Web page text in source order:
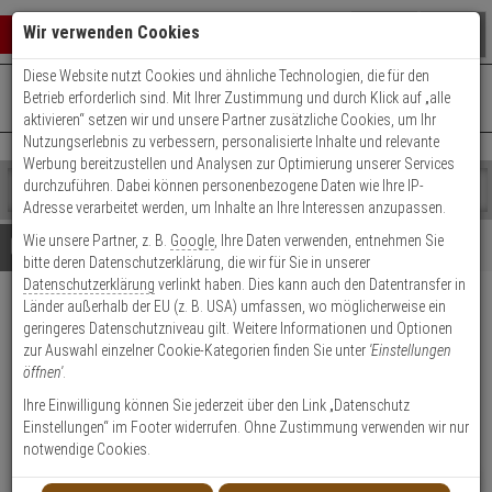
Warenkorb schließen
0 ARTIKEL IM WARENKORB
Ihr Warenkorb ist momentan leer.
Ergebnisse ()
Fertig
Shop
durchsuchen
Bitte
geben
Sie
mindestens
Zeichen
ein,
um
Suche
Es
wurde
noch
Kategorien
Suche
gestartet
+49 (0)821 899 493-0Mo. - Do.: 8:00 - 16:30 | Fr.: 8:00 - 14:00 Uhr
Kontaktservice nutzen
Details Beratung Beliebte 5 Megapixel Artikel
Hanwha QNO-C8013R IP-
Kamera 5MP IR PoE IP66 IK10
Produktmerkmale
NEU
Wir verwenden Cookies
Diese Website nutzt Cookies und ähnliche Technologien, die für den
Betrieb erforderlich sind. Mit Ihrer Zustimmung und durch Klick auf „alle
aktivieren“ setzen wir und unsere Partner zusätzliche Cookies, um Ihr
Nutzungserlebnis zu verbessern, personalisierte Inhalte und relevante
Werbung bereitzustellen und Analysen zur Optimierung unserer Services
durchzuführen. Dabei können personenbezogene Daten wie Ihre IP-
Adresse verarbeitet werden, um Inhalte an Ihre Interessen anzupassen.
Wie unsere Partner, z. B. Google , Ihre Daten verwenden, entnehmen Sie
bitte deren Datenschutzerklärung, die wir für Sie in unserer
Datenschutzerklärung verlinkt haben. Dies kann auch den Datentransfer in
Länder außerhalb der EU (z. B. USA) umfassen, wo möglicherweise ein
geringeres Datenschutzniveau gilt. Weitere Informationen und Optionen
zur Auswahl einzelner Cookie-Kategorien finden Sie unter 'Einstellungen
öffnen'.
Ihre Einwilligung können Sie jederzeit über den Link „Datenschutz
Einstellungen“ im Footer widerrufen. Ohne Zustimmung verwenden wir nur
notwendige Cookies.